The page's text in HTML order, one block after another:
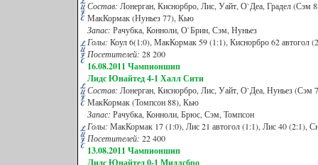
Состав: Лонерган, Киснорбро, Лис, Уайт, О`Деа, Градел (Сэм
МакКормак (Нуньез 77), Кью
Запас: Рачубка, Конноли, О`Брин, Сэм, Нуньез
Голы: Коул 6(1:0), МакКормак 59 (1:1), Киснорбро 62 автогол
Посетителей: 28 200
16.08.2011 Чампионшип
Лидс Юнайтед 4-1 Халл Сити
Состав: Лонерган, Киснорбро, Лис, Уайт, О`Деа, Нуньез (Сэм
МакКормак (Томпсон 88), Кью
Запас: Рачубка, Конноли, Брюс, Сэм, Томпсон
Голы: МакКормак 17 (1:0), Лис 21 автогол (1:1), Лис 40 (2:1),
Посетителей: 22 400
13.08.2011 Чампионшип
Лидс Юнайтед 0-1 Мидлсбро